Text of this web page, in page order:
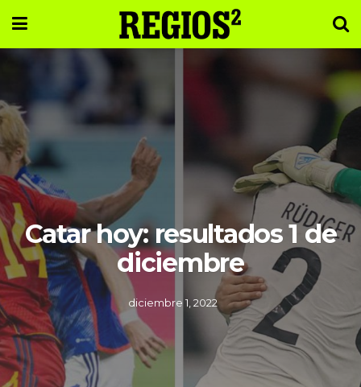
Catar hoy: resultados 1 de
diciembre
diciembre 1, 2022